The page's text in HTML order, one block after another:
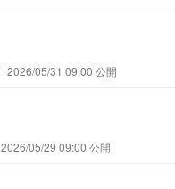
2026/05/31 09:00 公開
2026/05/29 09:00 公開